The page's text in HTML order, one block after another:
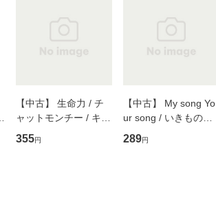
【中古】 生命力 / チ
ャットモンチー / キュ
ーンレコード [CD]
【メール便送料無料】
355円
【中古】 My song Yo
ur song / いきものが
かり / [CD]【メール便
送料無料】
289円